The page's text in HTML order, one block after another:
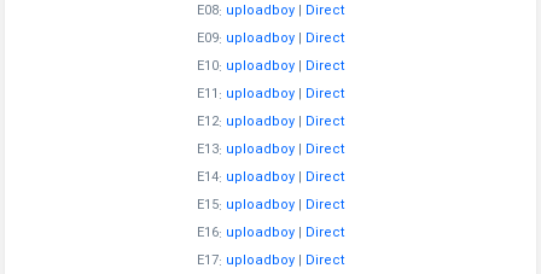
E08: uploadboy| Direct
E09: uploadboy| Direct
E10: uploadboy| Direct
E11: uploadboy| Direct
E12: uploadboy| Direct
E13: uploadboy| Direct
E14: uploadboy| Direct
E15: uploadboy| Direct
E16: uploadboy| Direct
E17: uploadboy| Direct